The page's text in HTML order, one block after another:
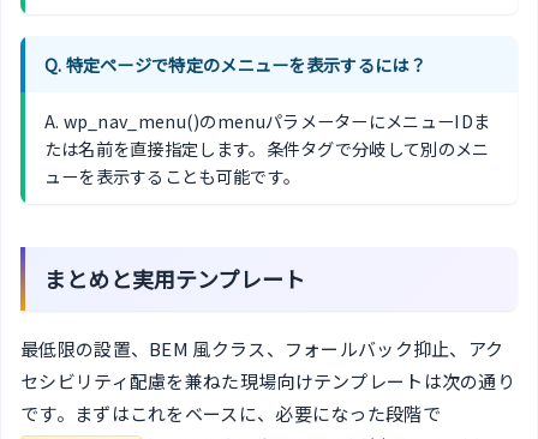
Q. 特定ページで特定のメニューを表示するには？
A. wp_nav_menu()のmenuパラメーターにメニューIDま
たは名前を直接指定します。条件タグで分岐して別のメニ
ューを表示することも可能です。
まとめと実用テンプレート
最低限の設置、BEM 風クラス、フォールバック抑止、アク
セシビリティ配慮を兼ねた現場向けテンプレートは次の通り
です。まずはこれをベースに、必要になった段階で